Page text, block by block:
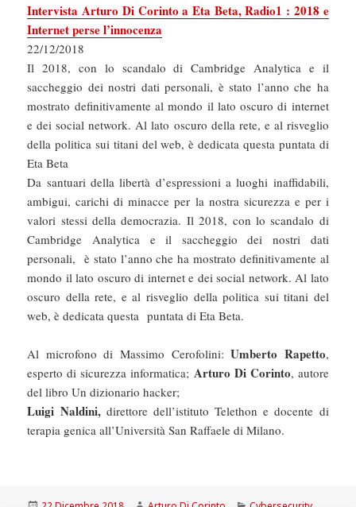
Intervista Arturo Di Corinto a Eta Beta, Radio1 : 2018 e
Internet perse l’innocenza
22/12/2018
Il 2018, con lo scandalo di Cambridge Analytica e il
saccheggio dei nostri dati personali, è stato l’anno che ha
mostrato definitivamente al mondo il lato oscuro di internet
e dei social network. Al lato oscuro della rete, e al risveglio
della politica sui titani del web, è dedicata questa puntata di
Eta Beta
Da santuari della libertà d’espressioni a luoghi inaffidabili,
ambigui, carichi di minacce per la nostra sicurezza e per i
valori stessi della democrazia. Il 2018, con lo scandalo di
Cambridge Analytica e il saccheggio dei nostri dati
personali, è stato l’anno che ha mostrato definitivamente al
mondo il lato oscuro di internet e dei social network. Al lato
oscuro della rete, e al risveglio della politica sui titani del
web, è dedicata questa puntata di Eta Beta.
Al microfono di Massimo Cerofolini:Umberto Rapetto,
esperto di sicurezza informatica; Arturo Di Corinto, autore
del libro Un dizionario hacker;
Luigi Naldini, direttore dell’istituto Telethon e docente di
terapia genica all’Università San Raffaele di Milano.